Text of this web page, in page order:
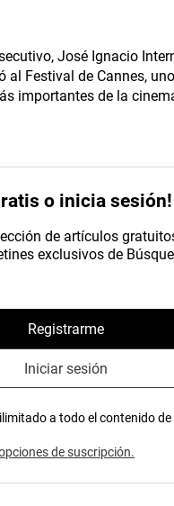
José Ignacio­
al Festival de Cannes,
importantes de la
o inicia sesión!
de artículos
exclusivos de
Registrarme
Iniciar sesión
a todo el contenido de
de suscripción.